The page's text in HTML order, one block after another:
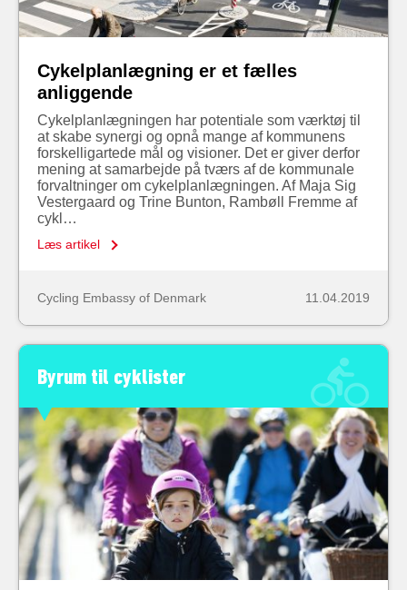
Cykelplanlægning er et fælles
anliggende
Cykelplanlægningen har potentiale som værktøj til
at skabe synergi og opnå mange af kommunens
forskelligartede mål og visioner. Det er giver derfor
mening at samarbejde på tværs af de kommunale
forvaltninger om cykelplanlægningen. Af Maja Sig
Vestergaard og Trine Bunton, Rambøll Fremme af
cykl…
Læs artikel
Cycling Embassy of Denmark 11.04.2019
Byrum til cyklister